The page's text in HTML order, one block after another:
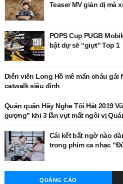
Teaser MV giản dị mà
POPS Cup PUGB
bật dự sẽ “giựt” Top 1
Diễn viên Long Hồ mê mẩn cháu gái
catwalk siêu đỉnh
Quán quân Hãy Nghe Tôi Hát 2019
gượng” khi 3 lần vụt mất ngôi vị
Cái kết bất ngờ nào
trong phim ca nhạc
QUẢNG CÁO